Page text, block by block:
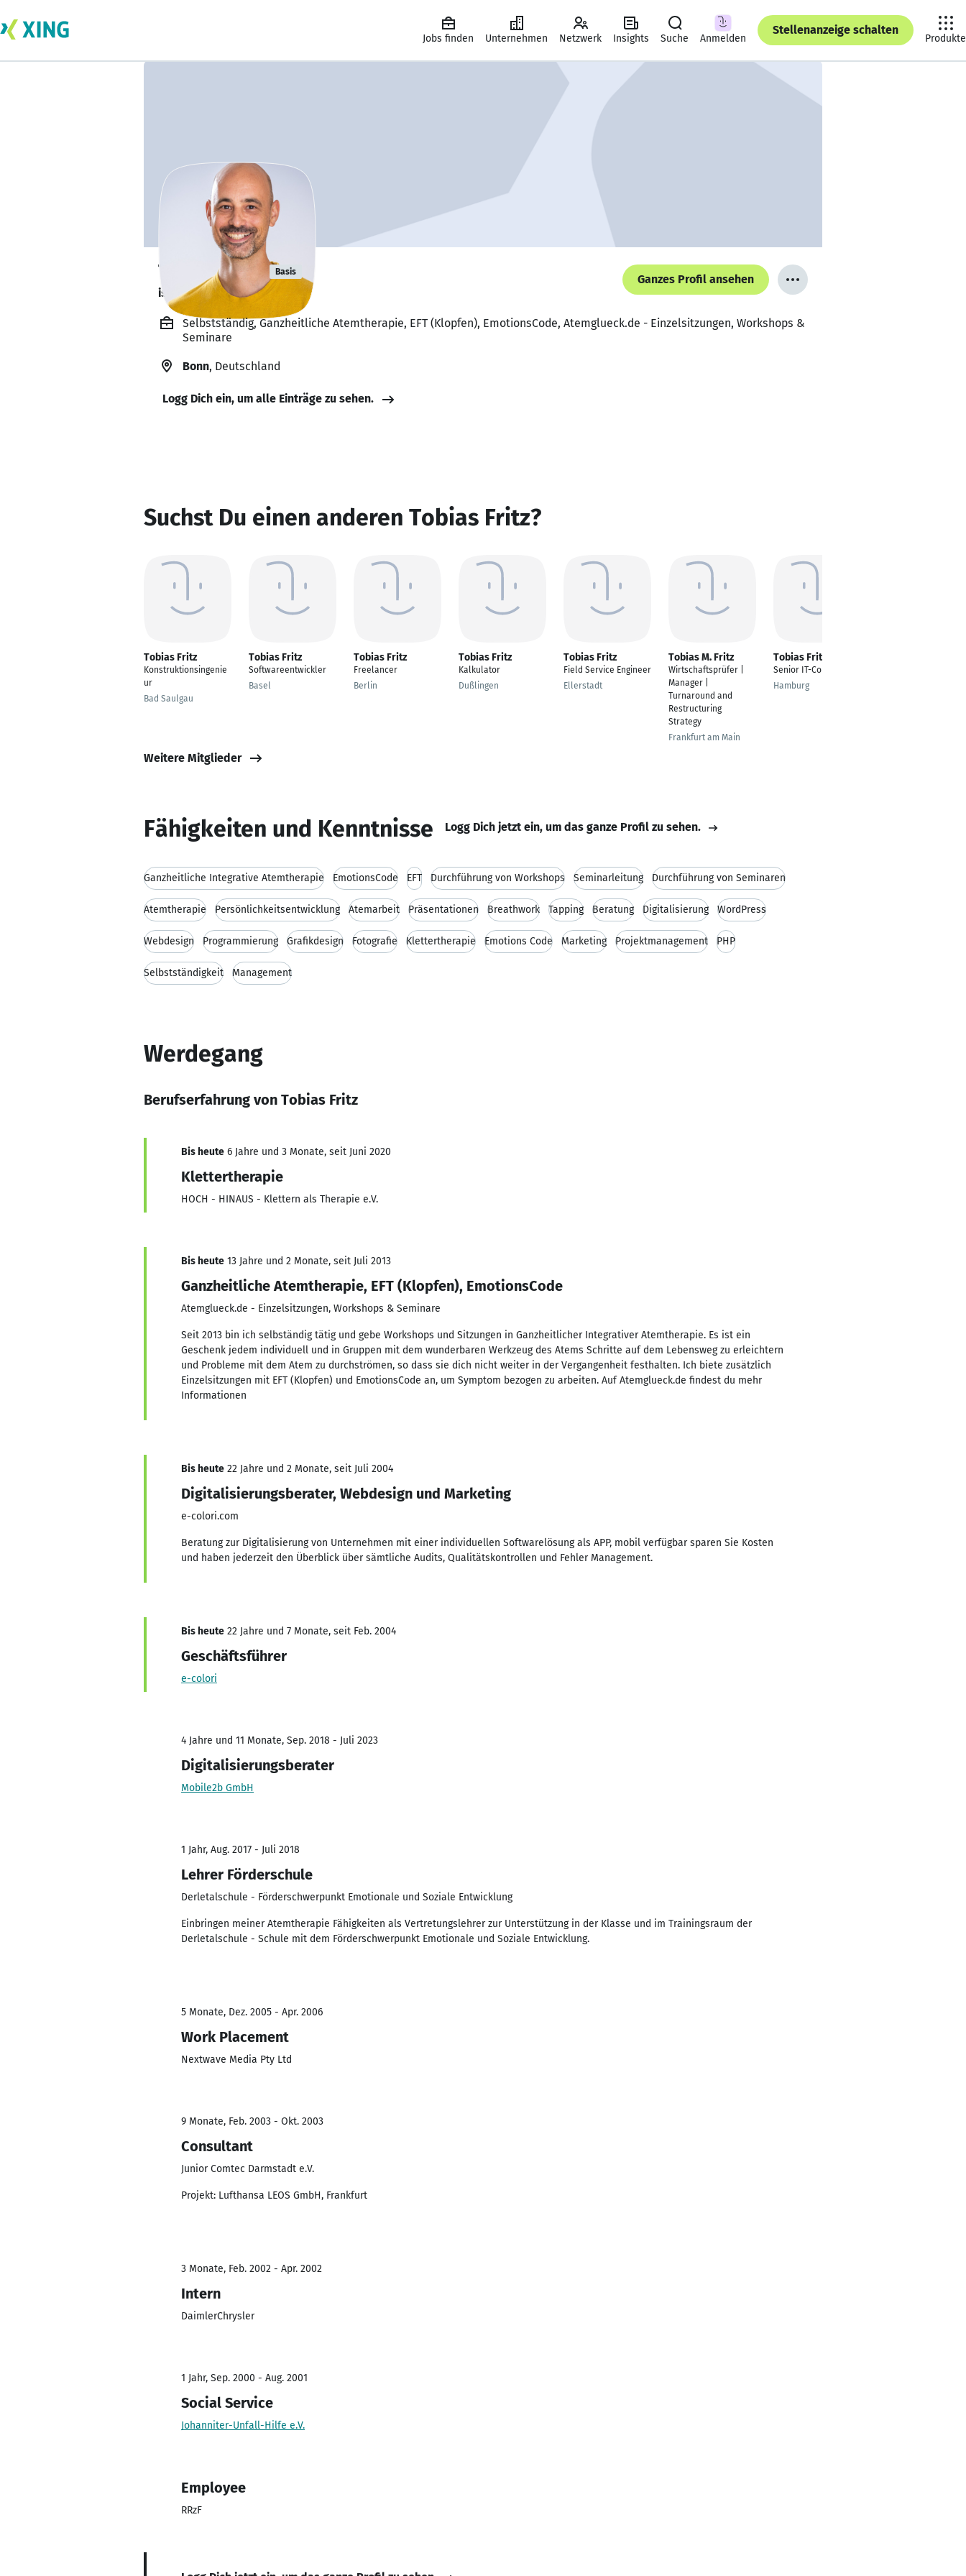
Jobs finden Unternehmen Netzwerk Insights Suche Anmelden
Stellenanzeige schalten
Produkte
Tobias Fritz Basis
ist offen für Projekte. 🔎
Ganzes Profil ansehen
Selbstständig, Ganzheitliche Atemtherapie, EFT (Klopfen), EmotionsCode, Atemglueck.de - Einzelsitzungen, Workshops &
Seminare
Bonn, Deutschland
Logg Dich ein, um alle Einträge zu sehen.
Suchst Du einen anderen Tobias Fritz?
Tobias Fritz
Konstruktionsingenie
ur
Bad Saulgau
Tobias Fritz
Softwareentwickler
Basel
Tobias Fritz
Freelancer
Berlin
Tobias Fritz
Kalkulator
Dußlingen
Tobias Fritz
Field Service Engineer
Ellerstadt
Tobias M. Fritz
Wirtschaftsprüfer |
Manager |
Turnaround and
Restructuring
Strategy
Frankfurt am Main
Tobias Fritz
Senior IT-Consultant
Hamburg
Weitere Mitglieder
Fähigkeiten und Kenntnisse Logg Dich jetzt ein, um das ganze Profil zu sehen.
Ganzheitliche Integrative Atemtherapie EmotionsCode EFT Durchführung von Workshops Seminarleitung Durchführung von Seminaren
Atemtherapie Persönlichkeitsentwicklung Atemarbeit Präsentationen Breathwork Tapping Beratung Digitalisierung WordPress
Webdesign Programmierung Grafikdesign Fotografie Klettertherapie Emotions Code Marketing Projektmanagement PHP
Selbstständigkeit Management
Werdegang
Berufserfahrung von Tobias Fritz
Bis heute 6 Jahre und 3 Monate, seit Juni 2020
Klettertherapie
HOCH - HINAUS - Klettern als Therapie e.V.
Bis heute 13 Jahre und 2 Monate, seit Juli 2013
Ganzheitliche Atemtherapie, EFT (Klopfen), EmotionsCode
Atemglueck.de - Einzelsitzungen, Workshops & Seminare
Seit 2013 bin ich selbständig tätig und gebe Workshops und Sitzungen in Ganzheitlicher Integrativer Atemtherapie. Es ist ein
Geschenk jedem individuell und in Gruppen mit dem wunderbaren Werkzeug des Atems Schritte auf dem Lebensweg zu erleichtern
und Probleme mit dem Atem zu durchströmen, so dass sie dich nicht weiter in der Vergangenheit festhalten. Ich biete zusätzlich
Einzelsitzungen mit EFT (Klopfen) und EmotionsCode an, um Symptom bezogen zu arbeiten. Auf Atemglueck.de findest du mehr
Informationen
Bis heute 22 Jahre und 2 Monate, seit Juli 2004
Digitalisierungsberater, Webdesign und Marketing
e-colori.com
Beratung zur Digitalisierung von Unternehmen mit einer individuellen Softwarelösung als APP, mobil verfügbar sparen Sie Kosten
und haben jederzeit den Überblick über sämtliche Audits, Qualitätskontrollen und Fehler Management.
Bis heute 22 Jahre und 7 Monate, seit Feb. 2004
Geschäftsführer
e-colori
4 Jahre und 11 Monate, Sep. 2018 - Juli 2023
Digitalisierungsberater
Mobile2b GmbH
1 Jahr, Aug. 2017 - Juli 2018
Lehrer Förderschule
Derletalschule - Förderschwerpunkt Emotionale und Soziale Entwicklung
Einbringen meiner Atemtherapie Fähigkeiten als Vertretungslehrer zur Unterstützung in der Klasse und im Trainingsraum der
Derletalschule - Schule mit dem Förderschwerpunkt Emotionale und Soziale Entwicklung.
5 Monate, Dez. 2005 - Apr. 2006
Work Placement
Nextwave Media Pty Ltd
9 Monate, Feb. 2003 - Okt. 2003
Consultant
Junior Comtec Darmstadt e.V.
Projekt: Lufthansa LEOS GmbH, Frankfurt
3 Monate, Feb. 2002 - Apr. 2002
Intern
DaimlerChrysler
1 Jahr, Sep. 2000 - Aug. 2001
Social Service
Johanniter-Unfall-Hilfe e.V.
Employee
RRzF